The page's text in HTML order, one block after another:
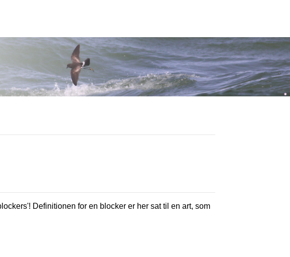
Definitionen for en blocker er her sat til en art, som